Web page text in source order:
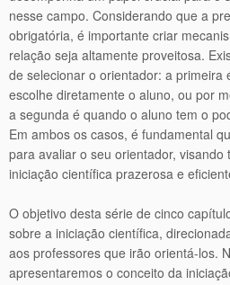
nesse campo. Considerando que a
obrigatória, é importante criar
relação seja altamente proveitosa.
de selecionar o orientador: a primeira
escolhe diretamente o aluno, ou por
a segunda é quando o aluno tem o
Em ambos os casos, é fundamental
para avaliar o seu orientador,
iniciação científica prazerosa e
O objetivo desta série de cinco
sobre a iniciação científica,
aos professores que irão orientá-los.
apresentaremos o conceito da